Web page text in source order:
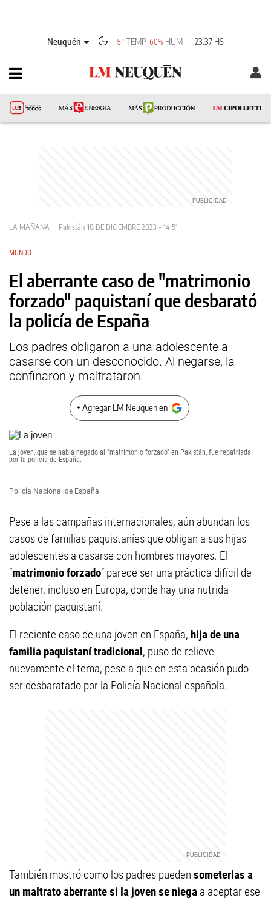
Neuquén 5°TEMP 60% HUM 23:37 HS
LA MAÑANA Pakistán 18 DE DICIEMBRE 2023 - 14:51
MUNDO
El aberrante caso de "matrimonio
forzado" paquistaní que desbarató
la policía de España
Los padres obligaron a una adolescente a
casarse con un desconocido. Al negarse, la
confinaron y maltrataron.
+ Agregar LM Neuquen en
La joven, que se había negado al "matrimonio forzado" en Pakistán, fue repatriada
por la policía de España.
Policía Nacional de España
Pese a las campañas internacionales, aún abundan los
casos de familias paquistaníes que obligan a sus hijas
adolescentes a casarse con hombres mayores. El
“matrimonio forzado” parece ser una práctica difícil de
detener, incluso en Europa, donde hay una nutrida
población paquistaní.
El reciente caso de una joven en España, hija de una
familia paquistaní tradicional, puso de relieve
nuevamente el tema, pese a que en esta ocasión pudo
ser desbaratado por la Policía Nacional española.
También mostró como los padres pueden someterlas a
un maltrato aberrante si la joven se niega a aceptar ese